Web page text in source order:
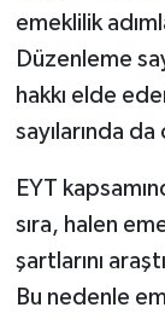
emeklilik
Düzenleme
hakkı elde
sayılarında
EYT
sıra, halen
şartlarını
Bu nedenle